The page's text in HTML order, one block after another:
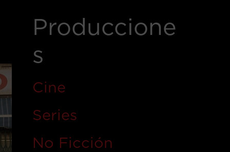
Produccione
s
Cine
Series
No Ficción